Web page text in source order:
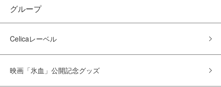
グループ
Celicaレーベル
映画「氷血」公開記念グッズ